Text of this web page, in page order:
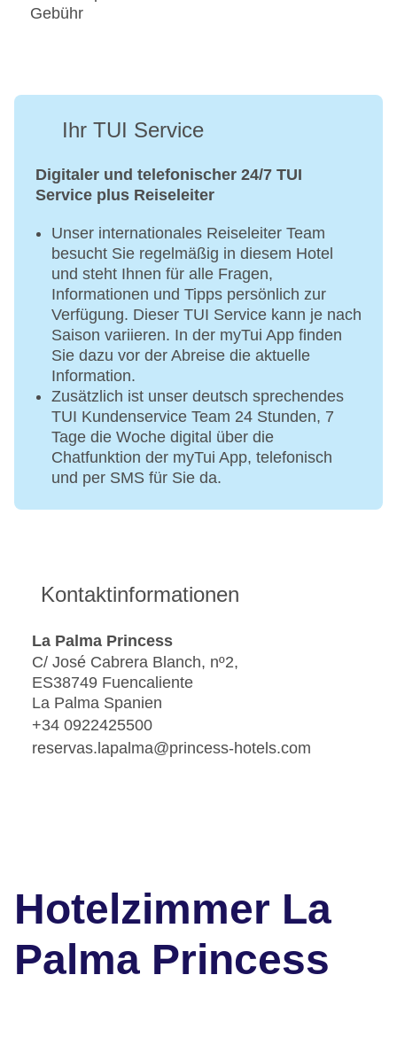
Gebühr
Ihr TUI Service
Digitaler und telefonischer 24/7 TUI
Service plus Reiseleiter
Unser internationales Reiseleiter Team
besucht Sie regelmäßig in diesem Hotel
und steht Ihnen für alle Fragen,
Informationen und Tipps persönlich zur
Verfügung. Dieser TUI Service kann je nach
Saison variieren. In der myTui App finden
Sie dazu vor der Abreise die aktuelle
Information.
Zusätzlich ist unser deutsch sprechendes
TUI Kundenservice Team 24 Stunden, 7
Tage die Woche digital über die
Chatfunktion der myTui App, telefonisch
und per SMS für Sie da.
Kontaktinformationen
La Palma Princess
C/ José Cabrera Blanch, nº2,
ES38749 Fuencaliente
La Palma Spanien
+34 0922425500
reservas.lapalma@princess-hotels.com
Hotelzimmer La
Palma Princess